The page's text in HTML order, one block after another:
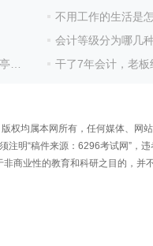
不用工作的生活是
会计等级分为哪几
干了7年会计，老
权均属本网所有，任何媒体、网
明“稿件来源：6296考试网”，违
商业性的教育和科研之目的，并